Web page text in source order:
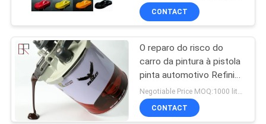
CONTROLE
DA
QUALIDADE
CONTACTE-
NOS
Pintura de Auto
Refinish
33
CONTACT
O reparo do risco do
carro da pintura à pistola
pinta automotivo Refinish
a pintura
CONTACT